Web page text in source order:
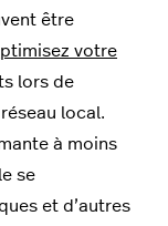
être
votre
lors de
local.
à moins
se
et d’autres